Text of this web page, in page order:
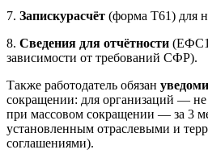
7. Запискурасчёт (форма Т61) для
8. Сведения для отчётности
зависимости от требований СФР).
Также работодатель обязан
сокращении: для организаций — не
при массовом сокращении — за 3
установленным отраслевыми и
соглашениями).